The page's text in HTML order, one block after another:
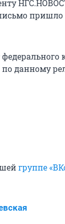
данному
группе